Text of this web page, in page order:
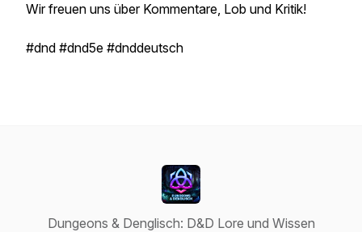
Wir freuen uns über Kommentare, Lob und Kritik!
#dnd #dnd5e #dnddeutsch
Dungeons & Denglisch: D&D Lore und Wissen